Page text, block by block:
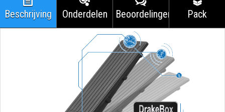
Beschrijving Onderdelen Beoordelingen Pack